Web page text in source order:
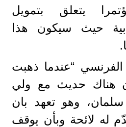
يتعلق بتمويل
حيث سيكون هذا
“عندما ذهبت
هناك حديث مع ولي
وهو تعهد بان
له لائحة وبأن يوقف